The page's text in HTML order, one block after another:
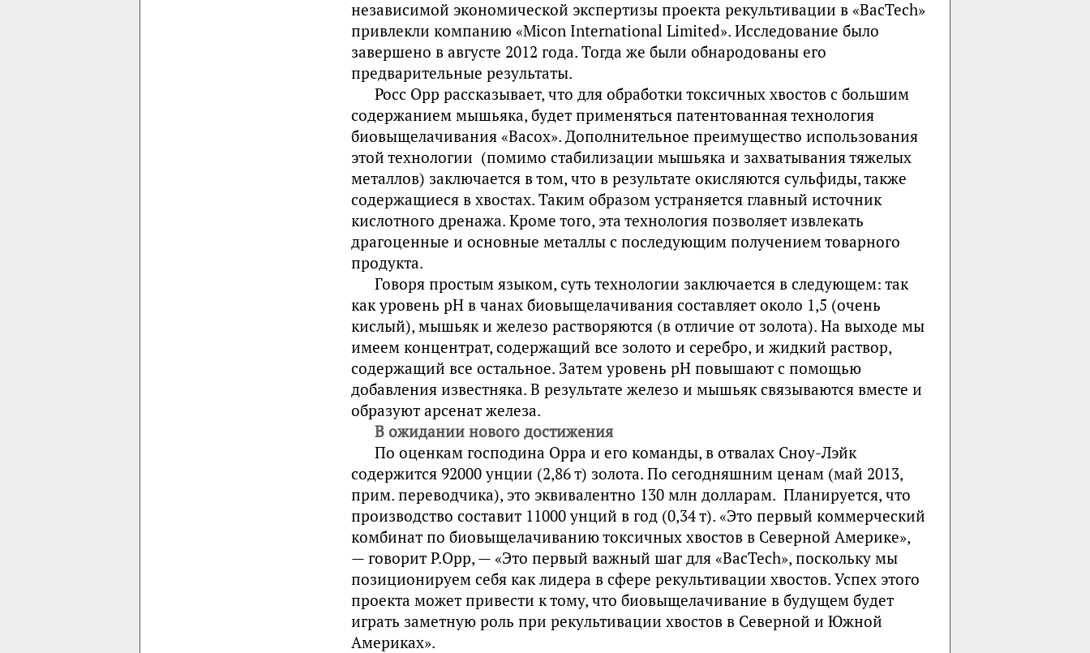
независимой экономической экспертизы проекта рекультивации в «BacTech»
привлекли компанию «Micon International Limited». Исследование было
завершено в августе 2012 года. Тогда же были обнародованы его
предварительные результаты.
Росс Орр рассказывает, что для обработки токсичных хвостов с большим
содержанием мышьяка, будет применяться патентованная технология
биовыщелачивания «Bacox». Дополнительное преимущество использования
этой технологии (помимо стабилизации мышьяка и захватывания тяжелых
металлов) заключается в том, что в результате окисляются сульфиды, также
содержащиеся в хвостах. Таким образом устраняется главный источник
кислотного дренажа. Кроме того, эта технология позволяет извлекать
драгоценные и основные металлы с последующим получением товарного
продукта.
Говоря простым языком, суть технологии заключается в следующем: так
как уровень pH в чанах биовыщелачивания составляет около 1,5 (очень
кислый), мышьяк и железо растворяются (в отличие от золота). На выходе мы
имеем концентрат, содержащий все золото и серебро, и жидкий раствор,
содержащий все остальное. Затем уровень pH повышают с помощью
добавления известняка. В результате железо и мышьяк связываются вместе и
образуют арсенат железа.
В ожидании нового достижения
По оценкам господина Орра и его команды, в отвалах Сноу-Лэйк
содержится 92000 унции (2,86 т) золота. По сегодняшним ценам (май 2013,
прим. переводчика), это эквивалентно 130 млн долларам. Планируется, что
производство составит 11000 унций в год (0,34 т). «Это первый коммерческий
комбинат по биовыщелачиванию токсичных хвостов в Северной Америке»,
— говорит Р.Орр, — «Это первый важный шаг для «BacTech», поскольку мы
позиционируем себя как лидера в сфере рекультивации хвостов. Успех этого
проекта может привести к тому, что биовыщелачивание в будущем будет
играть заметную роль при рекультивации хвостов в Северной и Южной
Америках».